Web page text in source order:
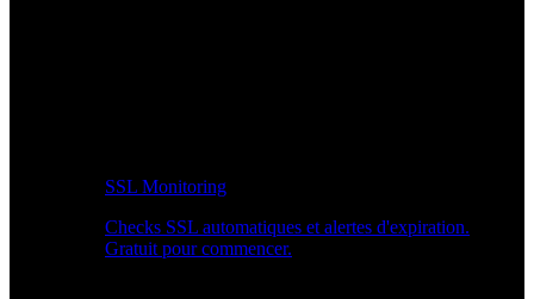
SSL Monitoring
Checks SSL automatiques et alertes d'expiration.
Gratuit pour commencer.